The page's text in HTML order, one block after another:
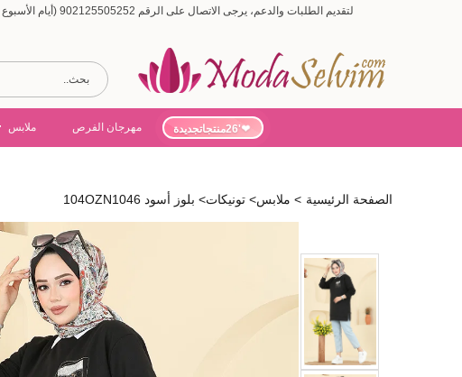
لتقديم الطلبات والدعم، يرجى الاتصال على الرقم 902125505252 (أيام الأسبوع من 9:00 إلى 19:00، أيام السبت من 9:00 إلى 15:00)
'26منتجاتجديدة مهرجان الفرص ملابس
الصفحة الرئيسية > ملابس> تونيكات> بلوز أسود 104OZN1046